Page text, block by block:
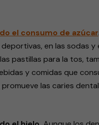
el consumo de azúcar
en las sodas
pastillas para la tos,
y comidas que
promueve las caries